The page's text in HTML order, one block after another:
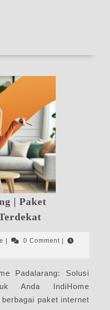
| Paket
|
IndiHome
Terdekat
Indihome0 Comment
Padalarang: Solusi
Anda IndiHome
paket internet